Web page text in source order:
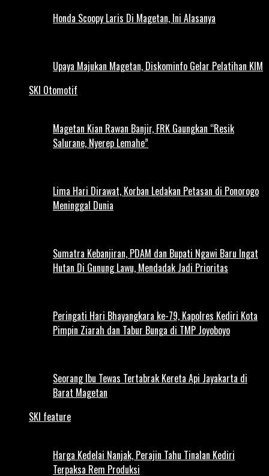
Honda Scoopy Laris Di Magetan, Ini Alasanya
Upaya Majukan Magetan, Diskominfo Gelar Pelatihan KIM
SKI Otomotif
Magetan Kian Rawan Banjir, FRK Gaungkan “Resik
Salurane, Nyerep Lemahe”
Lima Hari Dirawat, Korban Ledakan Petasan di Ponorogo
Meninggal Dunia
Sumatra Kebanjiran, PDAM dan Bupati Ngawi Baru Ingat
Hutan Di Gunung Lawu, Mendadak Jadi Prioritas
Peringati Hari Bhayangkara ke-79, Kapolres Kediri Kota
Pimpin Ziarah dan Tabur Bunga di TMP Joyoboyo
Seorang Ibu Tewas Tertabrak Kereta Api Jayakarta di
Barat Magetan
SKI feature
Harga Kedelai Nanjak, Perajin Tahu Tinalan Kediri
Terpaksa Rem Produksi